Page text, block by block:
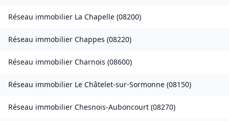
Réseau immobilier La Chapelle (08200)
Réseau immobilier Chappes (08220)
Réseau immobilier Charnois (08600)
Réseau immobilier Le Châtelet-sur-Sormonne (08150)
Réseau immobilier Chesnois-Auboncourt (08270)